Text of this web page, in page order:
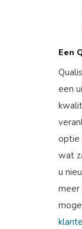
Een
een
optie
wat
u
meer